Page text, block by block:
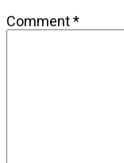
Comment*